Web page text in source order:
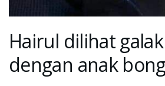
Hairul dilihat
dengan anak